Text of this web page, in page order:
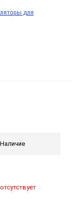
для
Наличие
отсутствует